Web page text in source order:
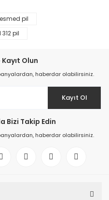
pil
pil
Olun
haberdar olabilirsiniz.
Kayıt Ol
Bizi Takip Edin
haberdar olabilirsiniz.